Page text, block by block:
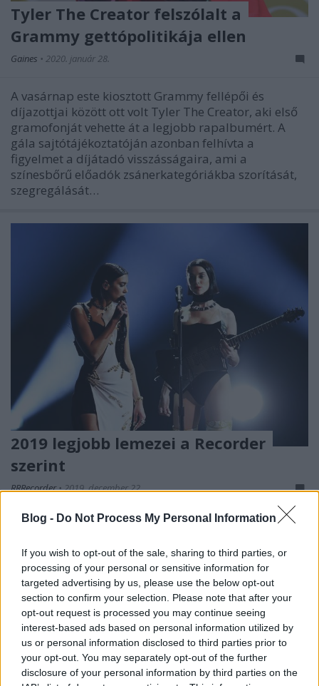
Blog - Do Not Process My Personal Information
If you wish to opt-out of the sale, sharing to third parties, or
processing of your personal or sensitive information for
targeted advertising by us, please use the below opt-out
section to confirm your selection. Please note that after your
opt-out request is processed you may continue seeing
interest-based ads based on personal information utilized by
us or personal information disclosed to third parties prior to
your opt-out. You may separately opt-out of the further
disclosure of your personal information by third parties on the
Tyler The Creator felszólalt a
Grammy gettópolitikája ellen
Gaines • 2020. január 28.
A vasárnap este kiosztott Grammy fellépői és
díjazottjai között ott volt Tyler The Creator, aki első
gramofonját vehette át a legjobb rapalbumért. A
gála sajtótájékoztatóján azonban felhívta a
figyelmet a díjátadó visszásságaira, ami a
színesbőrű előadók zsánerkategóriákba szorítását,
szegregálását…
2019 legjobb lemezei a Recorder
szerint
RRRecorder•2019. december 22.
Nemrég megmutattuk, mik voltak idén a kedvenc
az évösszegző listának, amin nem csak magyar
lemezek szerepelnek. Az összesített szerkesztőségi
lista mellett a Recorder munkatársai ajánlanak még
egy-egy albumot, amit nagyon szerettek, aztán
pedig még…